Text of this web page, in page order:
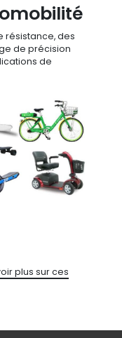
résistance, des
de précision
de
plus sur ces